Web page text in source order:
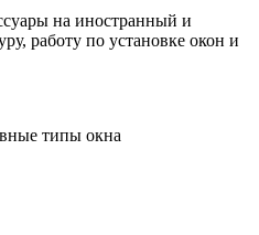
на иностранный и
работу по установке окон и
типы окна